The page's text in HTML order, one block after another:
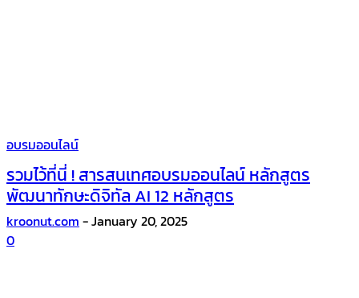
อบรมออนไลน์
รวมไว้ที่นี่ ! สารสนเทศอบรมออนไลน์ หลักสูตร
พัฒนาทักษะดิจิทัล AI 12 หลักสูตร
kroonut.com -January 20, 2025
0